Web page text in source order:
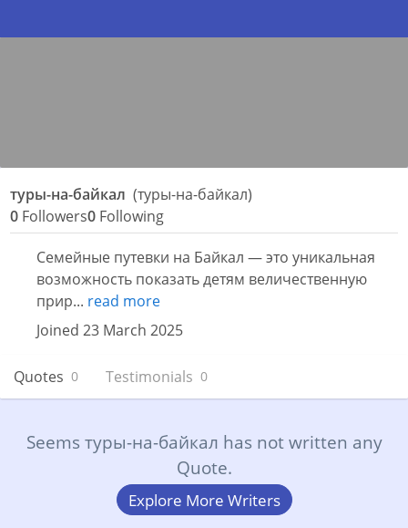
туры-на-байкал(туры-на-байкал)
0 Followers0 Following
Семейные путевки на Байкал — это уникальная
возможность показать детям величественную
прир... read more
Joined 23 March 2025
Quotes 0 Testimonials 0
Seems туры-на-байкал has not written any
Quote.
Explore More Writers